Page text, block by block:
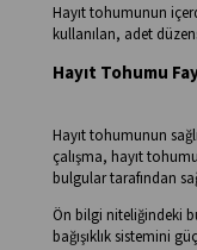
Hayıt tohumunun
kullanılan, adet
Hayıt Tohumu
Hayıt tohumunun
çalışma, hayıt
bulgular tarafından
Ön bilgi niteliğindeki
bağışıklık sistemini